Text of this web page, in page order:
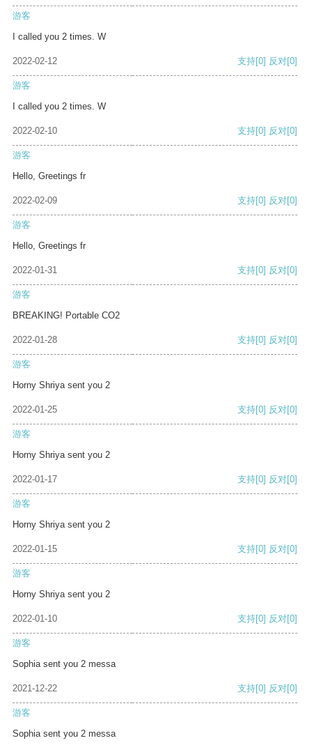
游客
I called you 2 times. W
2022-02-12 支持[0] 反对[0]
游客
I called you 2 times. W
2022-02-10 支持[0] 反对[0]
游客
Hello, Greetings fr
2022-02-09 支持[0] 反对[0]
游客
Hello, Greetings fr
2022-01-31 支持[0] 反对[0]
游客
BREAKING! Portable CO2
2022-01-28 支持[0] 反对[0]
游客
Horny Shriya sent you 2
2022-01-25 支持[0] 反对[0]
游客
Horny Shriya sent you 2
2022-01-17 支持[0] 反对[0]
游客
Horny Shriya sent you 2
2022-01-15 支持[0] 反对[0]
游客
Horny Shriya sent you 2
2022-01-10 支持[0] 反对[0]
游客
Sophia sent you 2 messa
2021-12-22 支持[0] 反对[0]
游客
Sophia sent you 2 messa